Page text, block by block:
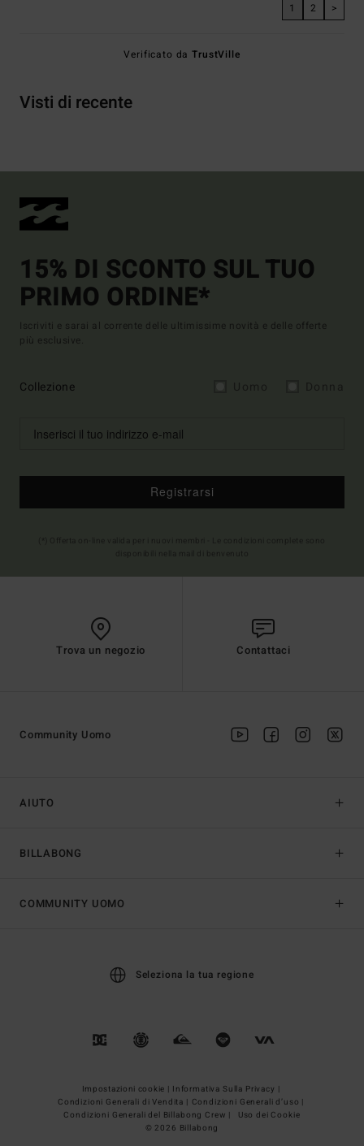
1 2 >
Verificato daTrustVille
Visti di recente
15% DI SCONTO SUL TUO
PRIMO ORDINE*
Iscriviti e sarai al corrente delle ultimissime novità e delle offerte
più esclusive.
Collezione
Registrarsi
Trova un negozio Contattaci
AIUTO
BILLABONG
Community Uomo
COMMUNITY UOMO
Seleziona la tua regione
Impostazioni cookie | Informativa Sulla Privacy |
Condizioni Generali di Vendita | Condizioni Generali d’uso |
Condizioni Generali del Billabong Crew |
Uso dei Cookie
© 2026 Billabong